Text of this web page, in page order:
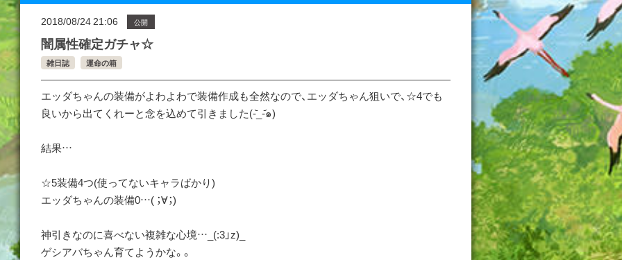
2018/08/24 21:06 公開
闇属性確定ガチャ☆
雑日誌 運命の箱
エッダちゃんの装備がよわよわで装備作成も全然なので、エッダちゃん狙いで、☆4でも
良いから出てくれーと念を込めて引きました(-᷅_-᷄๑)
結果…
☆5装備4つ(使ってないキャラばかり)
エッダちゃんの装備0…( ；∀；)
神引きなのに喜べない複雑な心境…_(:3」z)_
ゲシアバちゃん育てようかな。。